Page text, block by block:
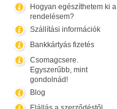
Hogyan egészíthetem ki a
rendelésem?
Szállítási információk
Bankkártyás fizetés
Csomagcsere.
Egyszerűbb, mint
gondolnád!
Blog